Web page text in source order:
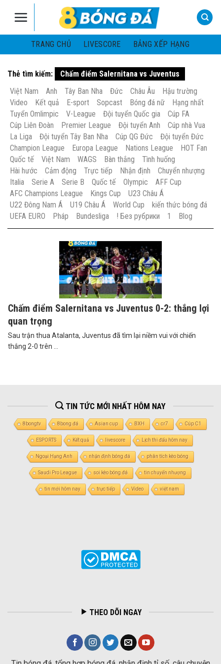
TRANG CHỦ
LIVESCORE BẢNG XẾP HẠNG
Thẻ tìm kiếm:
Chấm điểm Salernitana vs Juventus
Việt Nam
Anh Tây Ban Nha Đức Châu Âu
Hậu trường
Video
Kết quả E-sport Sopcast Bóng đá nữ
Hạng nhất
Tuyển Omlimpic
V-League Đội tuyển Quốc gia
Cúp FA
Cúp Liên Đoàn
Premier League Đội tuyển Anh
Cúp nhà Vua
La Liga
Đội tuyển Tây Ban Nha Cúp QG Đức
Đội tuyển Đức
Champion League
Europa League Nations League
HOT Fan
Quốc tế
Việt Nam WAGS Bàn thắng
Tình huống
Hài hước
Cảm động Trực tiếp Nhận định
Chuyển nhượng
Italia
Serie A Serie B Quốc tế Olympic
AFF Cup
AFC Champions League
Kings Cup
U23 Châu Á
U22 Đông Nam Á
U19 Châu Á World Cup
kiến thức bóng đá
UEFA EURO
Pháp Bundesliga ! Без рубрики 1 Blog
Chấm điểm Salernitana vs Juventus 0-2: thắng lợi
quan trọng
Sau trận thua Atalanta, Juventus đã tìm lại niềm vui với chiến
thắng 2-0 trên ...
TIN TỨC MỚI NHẤT HÔM NAY
8bongtv 8bong đá Asian cup BXH cr7 Cúp C1
ESPORTS Kết quả livescore Lịch thi đấu hôm nay
Ngoại Hạng Anh nhận định bóng đá phân tích kèo bóng
Saudi Pro League soi kèo bóng đá tin chuyển nhượng
tin mới hôm nay trực tiếp Video việt nam
THEO DÕI NGAY